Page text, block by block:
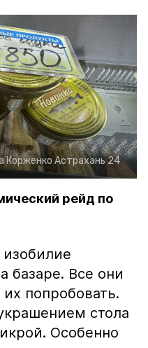
Корженко Астрахань 24
рейд по
изобилие
базаре. Все они
попробовать.
стола
Особенно